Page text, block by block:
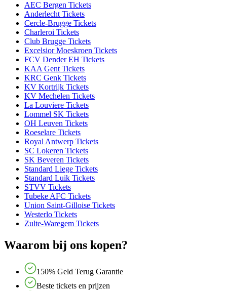
AEC Bergen Tickets
Anderlecht Tickets
Cercle-Brugge Tickets
Charleroi Tickets
Club Brugge Tickets
Excelsior Moeskroen Tickets
FCV Dender EH Tickets
KAA Gent Tickets
KRC Genk Tickets
KV Kortrijk Tickets
KV Mechelen Tickets
La Louviere Tickets
Lommel SK Tickets
OH Leuven Tickets
Roeselare Tickets
Royal Antwerp Tickets
SC Lokeren Tickets
SK Beveren Tickets
Standard Liege Tickets
Standard Luik Tickets
STVV Tickets
Tubeke AFC Tickets
Union Saint-Gilloise Tickets
Westerlo Tickets
Zulte-Waregem Tickets
Waarom bij ons kopen?
150% Geld Terug Garantie
Beste tickets en prijzen